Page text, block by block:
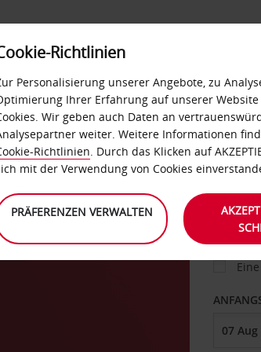
SELF-SERVICES
Richtlinien
Personalisierung unserer Angebote, zu
Ihrer Erfahrung auf unserer
Wir geben auch Daten an
weiter. Weitere Informationen
Richtlinien. Durch das Klicken auf
mit der Verwendung von Cookies
PRÄFERENZEN VERWALTEN